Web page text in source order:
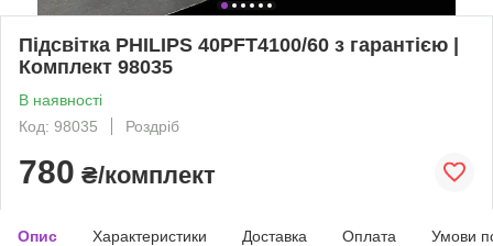
Підсвітка PHILIPS 40PFT4100/60 з гарантією |
Комплект 98035
В наявності
Код: 98035
Роздріб
780 ₴/комплект
Опис Характеристики Доставка Оплата Умови